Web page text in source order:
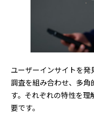
ユーザーインサイトを
調査を組み合わせ、多
す。それぞれの特性を
要です。